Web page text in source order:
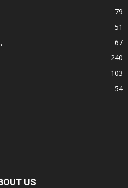
79
51
67
240
103
54
US